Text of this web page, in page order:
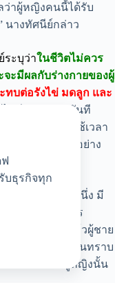
บธุรกิจทุก
ว่าผู้หญิงคนนี้ได้รับ
นางทัศนีย์กล่าว
ระบุว่าในชีวิตไม่ควร
จะมีผลกับร่างกายของผู้
ทบต่อรังไข่ มดลูก และ
ไม่มีผลรุนแรงทันที
จนเพราะต้องใช้เวลา
เกินไปย่อมไม่ดีอย่าง
อน
นโรงเรียนแห่งหนึ่ง มี
ามีแฟนเป็นทหาร
อนด้วยเสร็จแล้วผู้ชาย
ป็นยาอะไร ซึ่งตนทราบ
เฉิน และเด็กผู้หญิงนั้น